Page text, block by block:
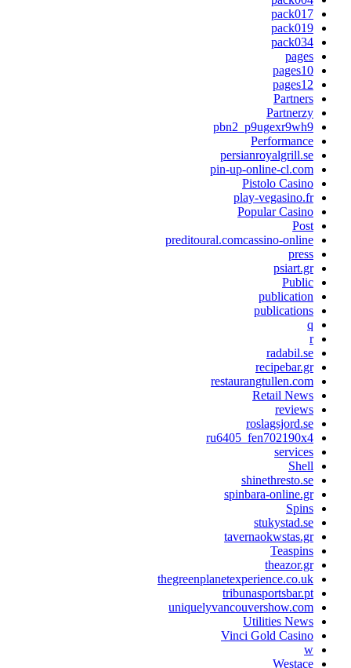
pin-up-online-
Pistolo
play-
Popular
preditoural.comcassino-
Retail
spinbara-
Utilities
Vinci Gold